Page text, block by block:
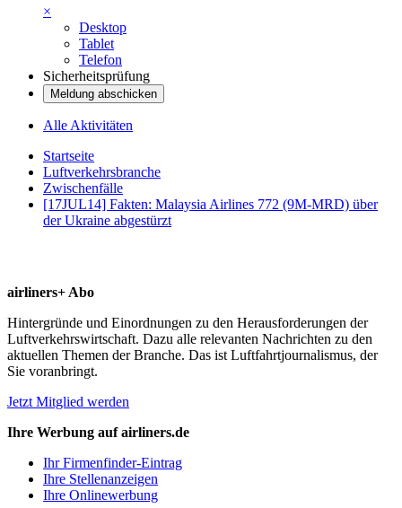
×
Desktop
Tablet
Telefon
Sicherheitsprüfung
Meldung abschicken
Alle Aktivitäten
Startseite
Luftverkehrsbranche
Zwischenfälle
[17JUL14] Fakten: Malaysia Airlines 772 (9M-MRD) über
der Ukraine abgestürzt
airliners+ Abo
Hintergründe und Einordnungen zu den Herausforderungen der
Luftverkehrswirtschaft. Dazu alle relevanten Nachrichten zu den
aktuellen Themen der Branche. Das ist Luftfahrtjournalismus, der
Sie voranbringt.
Jetzt Mitglied werden
Ihre Werbung auf airliners.de
Ihr Firmenfinder-Eintrag
Ihre Stellenanzeigen
Ihre Onlinewerbung